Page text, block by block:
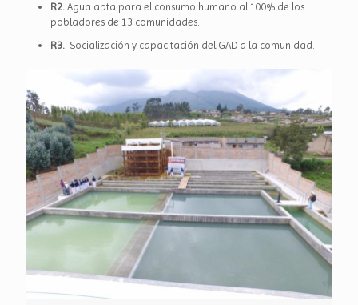
R2. Agua apta para el consumo humano al 100% de los
pobladores de 13 comunidades.
R3. Socialización y capacitación del GAD a la comunidad.